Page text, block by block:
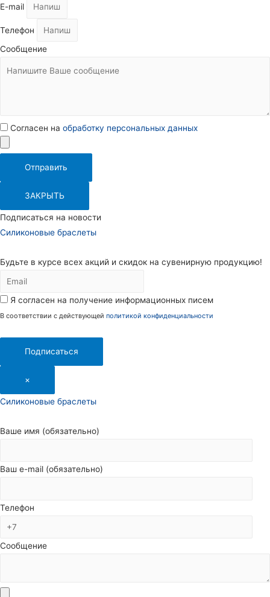
E-mail
Телефон
Сообщение
Согласен на обработку персональных данных
Отправить
ЗАКРЫТЬ
Подписаться на новости
Силиконовые браслеты
Будьте в курсе всех акций и скидок на сувенирную продукцию!
Я согласен на получение информационных писем
В соответствии с действующей политикой конфиденциальности
Подписаться
×
Силиконовые браслеты
Ваше имя (обязательно)
Ваш e-mail (обязательно)
Телефон
Сообщение